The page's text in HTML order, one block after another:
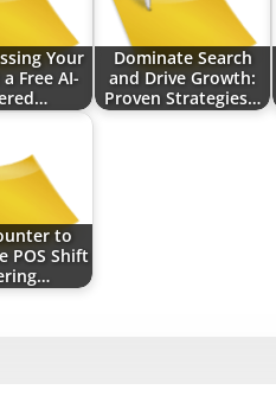
Your
Free AI-
Dominate Search
and Drive Growth:
Proven Strategies…
to
POS Shift